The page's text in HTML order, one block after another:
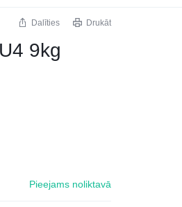
Dalīties Drukāt
9kg
Pieejams noliktavā